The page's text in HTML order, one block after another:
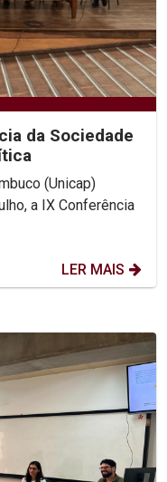
da Sociedade
(Unicap)
a IX Conferência
LER MAIS